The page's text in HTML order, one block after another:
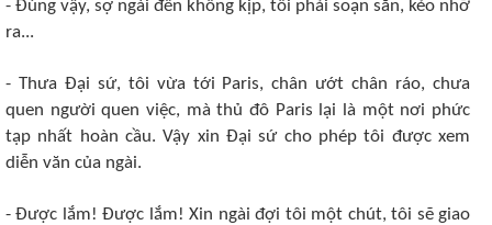
- Ðúng vậy, sợ ngài đến không kịp, tôi phải soạn sẵn, kẻo nhỡ
ra...
- Thưa Ðại sứ, tôi vừa tới Paris, chân ướt chân ráo, chưa
quen người quen việc, mà thủ đô Paris lại là một nơi phức
tạp nhất hoàn cầu. Vậy xin Ðại sứ cho phép tôi được xem
diễn văn của ngài.
- Ðược lắm! Ðược lắm! Xin ngài đợi tôi một chút, tôi sẽ giao